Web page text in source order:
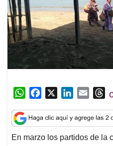
W
a
t
s
c
e
b
n
k
e
a
i
l
T
r
e
a
En marzo los partidos de la